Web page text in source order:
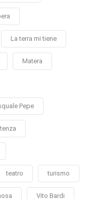
La terra mi tiene
Matera
Pepe
teatro turismo
Vito Bardi